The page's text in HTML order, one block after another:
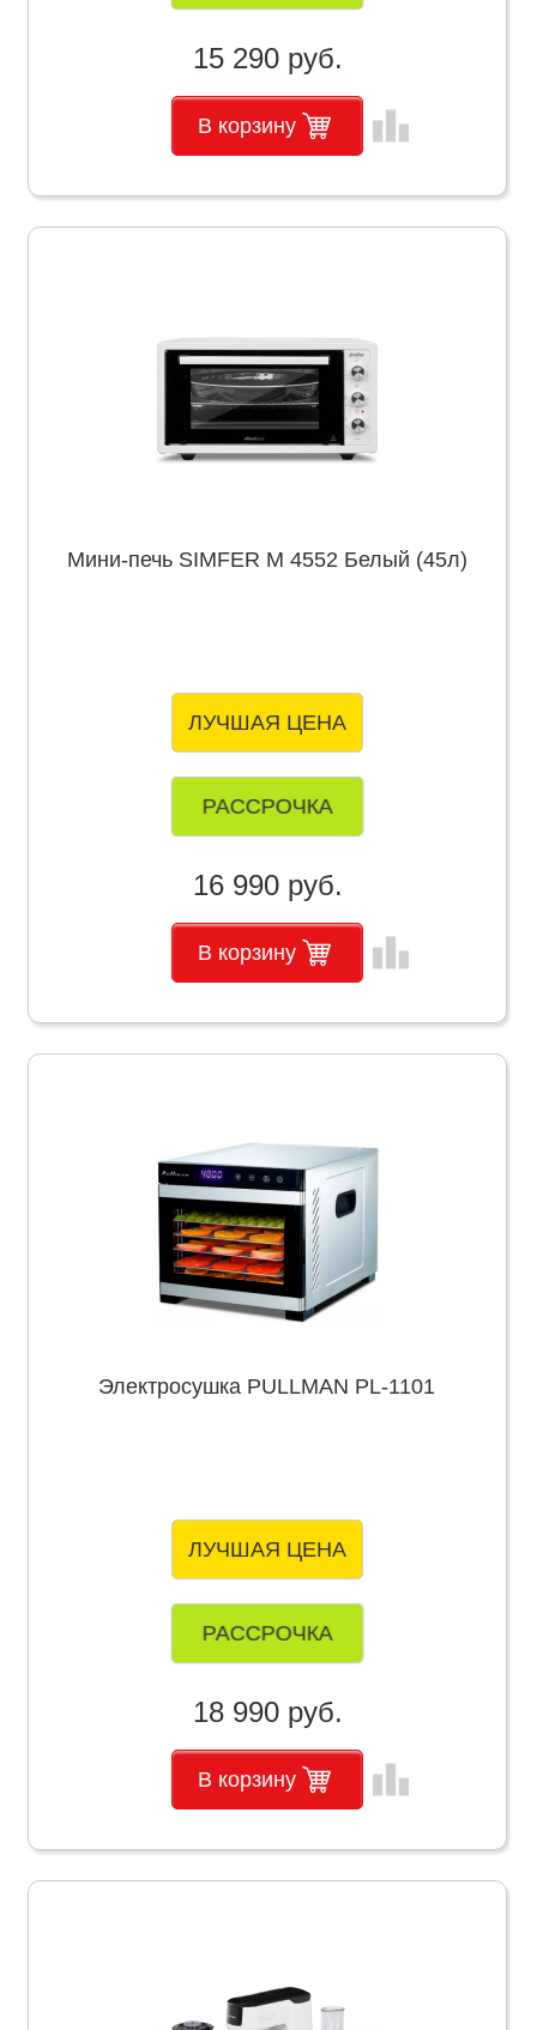
15 290 руб.
В корзину leaderboard
Мини-печь SIMFER M 4552 Белый (45л)
ЛУЧШАЯ ЦЕНА
РАССРОЧКА
16 990 руб.
В корзину leaderboard
Электросушка PULLMAN PL-1101
ЛУЧШАЯ ЦЕНА
РАССРОЧКА
18 990 руб.
В корзину leaderboard